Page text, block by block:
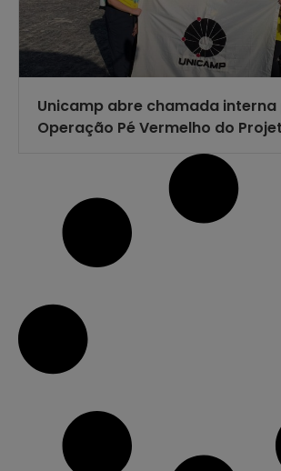
Unicamp abre chamada
Operação Pé Vermelho do